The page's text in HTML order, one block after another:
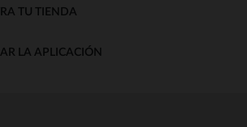
TU TIENDA
LA APLICACIÓN